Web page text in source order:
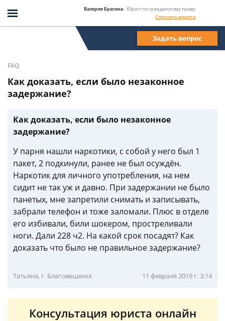
Валерия Брагина- Юрист по гражданскому праву
Спросить юриста
Задать вопрос
FAQ
Как доказать, если было незаконное
задержание?
Как доказать, если было незаконное
задержание?
У парня нашли наркотики, с собой у него был 1
пакет, 2 подкинули, ранее не был осуждён.
Наркотик для личного употребления, на нем
сидит не так уж и давно. При задержании не было
панетых, мне запретили снимать и записывать,
забрали телефон и тоже заломали. Плюс в отделе
его избивали, били шокером, простреливали
ноги. Дали 228 ч2. На какой срок посадят? Как
доказать что было не правильное задержание?
Татьяна, г. Благовещенск 11 февраля 2019 г. 3:14
Консультация юриста онлайн